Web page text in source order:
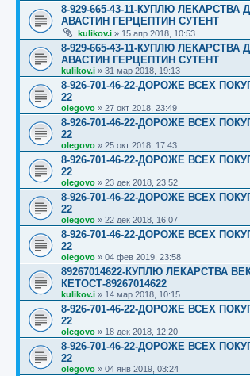
8-929-665-43-11-КУПЛЮ
АВАСТИН ГЕРЦЕПТИН СУТЕНТ
kulikov.i » 15 апр 2018, 10:53
8-929-665-43-11-КУПЛЮ
АВАСТИН ГЕРЦЕПТИН СУТЕНТ
kulikov.i » 31 мар 2018, 19:13
8-926-701-46-22-ДОРОЖЕ ВСЕХ
22
olegovo » 27 окт 2018, 23:49
8-926-701-46-22-ДОРОЖЕ ВСЕХ
22
olegovo » 25 окт 2018, 17:43
8-926-701-46-22-ДОРОЖЕ ВСЕХ
22
olegovo » 23 дек 2018, 23:52
8-926-701-46-22-ДОРОЖЕ ВСЕХ
22
olegovo » 22 дек 2018, 16:07
8-926-701-46-22-ДОРОЖЕ ВСЕХ
22
olegovo » 04 фев 2019, 23:58
89267014622-КУПЛЮ ЛЕКАРСТВА
КЕТОСТ-89267014622
kulikov.i » 14 мар 2018, 10:15
8-926-701-46-22-ДОРОЖЕ ВСЕХ
22
olegovo » 18 дек 2018, 12:20
8-926-701-46-22-ДОРОЖЕ ВСЕХ
22
olegovo » 04 янв 2019, 03:24